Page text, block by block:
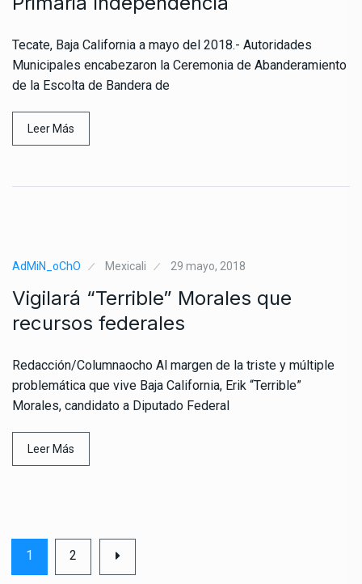
Tecate, Baja California a mayo del 2018.- Autoridades
Municipales encabezaron la Ceremonia de Abanderamiento
de la Escolta de Bandera de
Leer Más
AdMiN_oChO Mexicali 29 mayo, 2018
Vigilará “Terrible” Morales que
recursos federales
Redacción/Columnaocho Al margen de la triste y múltiple
problemática que vive Baja California, Erik “Terrible”
Morales, candidato a Diputado Federal
Leer Más
1 2